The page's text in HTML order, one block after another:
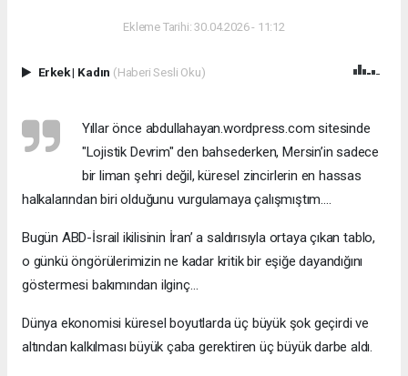
Ekleme Tarihi: 30.04.2026 - 11:12
Erkek| Kadın (Haberi Sesli Oku)
Yıllar önce abdullahayan.wordpress.com sitesinde
"Lojistik Devrim" den bahsederken, Mersin’in sadece
bir liman şehri değil, küresel zincirlerin en hassas
halkalarından biri olduğunu vurgulamaya çalışmıştım….
Bugün ABD-İsrail ikilisinin İran’ a saldırısıyla ortaya çıkan tablo,
o günkü öngörülerimizin ne kadar kritik bir eşiğe dayandığını
göstermesi bakımından ilginç…
Dünya ekonomisi küresel boyutlarda üç büyük şok geçirdi ve
altından kalkılması büyük çaba gerektiren üç büyük darbe aldı.